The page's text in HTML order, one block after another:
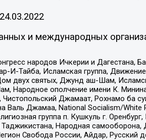
24.03.2022
и международных
народов Ичкерии и Дагестана,
Тайба, Исламская группа,
двух святых, Джунд аш-Шам,
Народное ополчение имени К.
Джамаат, Рохнамо ба
Джамаа, National Socialism/White
группа п. Кушкуль г.
Народная самооборона,
Свобода России, Айдар, Русский